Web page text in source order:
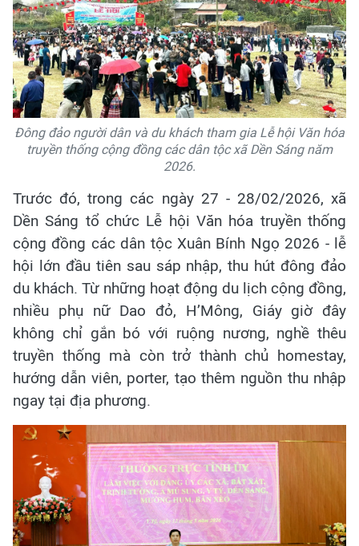
Đông đảo người dân và du khách tham gia Lễ hội Văn hóa
truyền thống cộng đồng các dân tộc xã Dền Sáng năm
2026.
Trước đó, trong các ngày 27 - 28/02/2026, xã
Dền Sáng tổ chức Lễ hội Văn hóa truyền thống
cộng đồng các dân tộc Xuân Bính Ngọ 2026 - lễ
hội lớn đầu tiên sau sáp nhập, thu hút đông đảo
du khách. Từ những hoạt động du lịch cộng đồng,
nhiều phụ nữ Dao đỏ, H’Mông, Giáy giờ đây
không chỉ gắn bó với ruộng nương, nghề thêu
truyền thống mà còn trở thành chủ homestay,
hướng dẫn viên, porter, tạo thêm nguồn thu nhập
ngay tại địa phương.